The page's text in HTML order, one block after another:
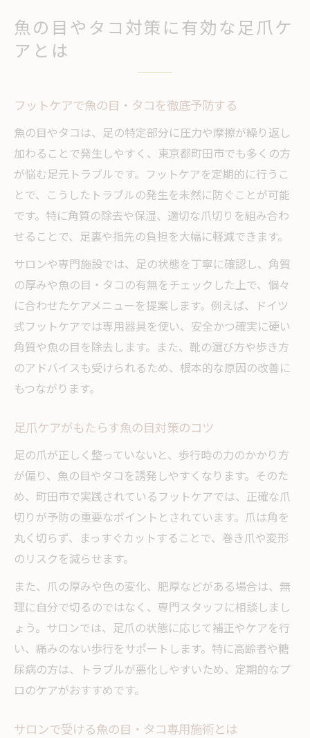
魚の目やタコ対策に有効な足爪ケ
アとは
フットケアで魚の目・タコを徹底予防する
魚の目やタコは、足の特定部分に圧力や摩擦が繰り返し
加わることで発生しやすく、東京都町田市でも多くの方
が悩む足元トラブルです。フットケアを定期的に行うこ
とで、こうしたトラブルの発生を未然に防ぐことが可能
です。特に角質の除去や保湿、適切な爪切りを組み合わ
せることで、足裏や指先の負担を大幅に軽減できます。
サロンや専門施設では、足の状態を丁寧に確認し、角質
の厚みや魚の目・タコの有無をチェックした上で、個々
に合わせたケアメニューを提案します。例えば、ドイツ
式フットケアでは専用器具を使い、安全かつ確実に硬い
角質や魚の目を除去します。また、靴の選び方や歩き方
のアドバイスも受けられるため、根本的な原因の改善に
もつながります。
足爪ケアがもたらす魚の目対策のコツ
足の爪が正しく整っていないと、歩行時の力のかかり方
が偏り、魚の目やタコを誘発しやすくなります。そのた
め、町田市で実践されているフットケアでは、正確な爪
切りが予防の重要なポイントとされています。爪は角を
丸く切らず、まっすぐカットすることで、巻き爪や変形
のリスクを減らせます。
また、爪の厚みや色の変化、肥厚などがある場合は、無
理に自分で切るのではなく、専門スタッフに相談しまし
ょう。サロンでは、足爪の状態に応じて補正やケアを行
い、痛みのない歩行をサポートします。特に高齢者や糖
尿病の方は、トラブルが悪化しやすいため、定期的なプ
ロのケアがおすすめです。
サロンで受ける魚の目・タコ専用施術とは